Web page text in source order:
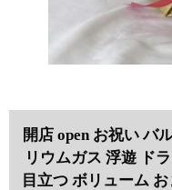
開店 open お祝い バ
リウムガス 浮遊 ド
目立つ ボリューム